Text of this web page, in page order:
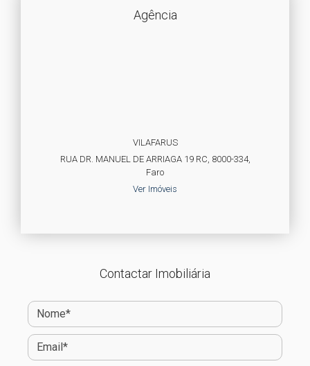
Agência
VILAFARUS
RUA DR. MANUEL DE ARRIAGA 19 RC, 8000-334,
Faro
Ver Imóveis
Contactar Imobiliária